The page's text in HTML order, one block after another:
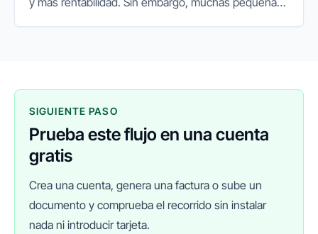
SIGUIENTE PASO
Prueba este flujo en una cuenta
gratis
Crea una cuenta, genera una factura o sube un
documento y comprueba el recorrido sin instalar
nada ni introducir tarjeta.